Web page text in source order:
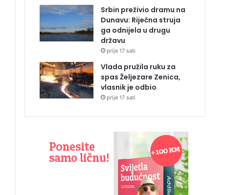
Srbin preživio dramu na
Dunavu: Riječna struja
ga odnijela u drugu
državu
prije 17 sati
Vlada pružila ruku za
spas Željezare Zenica,
vlasnik je odbio
prije 17 sati